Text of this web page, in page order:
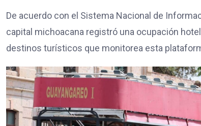
De acuerdo con el Sistema Nacional de
capital michoacana registró una ocupación
destinos turísticos que monitorea esta